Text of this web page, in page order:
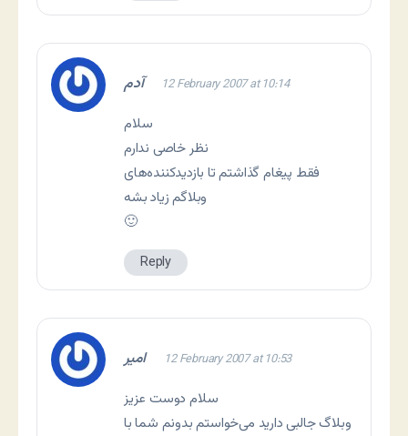
آدم 12 February 2007 at 10:14
سلام
نظر خاصی ندارم
فقط پیغام گذاشتم تا بازدیدکننده‌های
وبلاگم زیاد بشه
🙂
Reply
امیر 12 February 2007 at 10:53
سلام دوست عزیز
وبلاگ جالبی دارید می‌خواستم بدونم شما با